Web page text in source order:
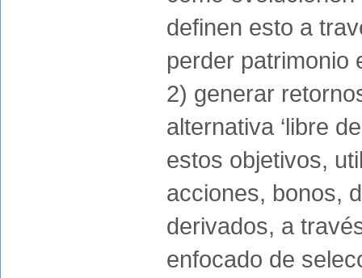
definen esto a
perder patrimonio
2) generar
alternativa ‘libre
estos objetivos,
acciones, bonos,
derivados, a
enfocado de